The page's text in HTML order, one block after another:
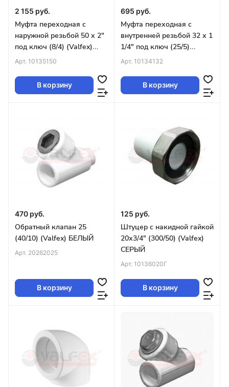
2 155 руб.
Муфта переходная с
наружной резьбой 50 х 2"
под ключ (8/4) (Valfex)
БЕЛАЯ
Арт. 10135150
В корзину
695 руб.
Муфта переходная с
внутренней резьбой 32 х 1
1/4" под ключ (25/5)
(Valfex) БЕЛАЯ
Арт. 10134132
В корзину
470 руб.
Обратный клапан 25
(40/10) (Valfex) БЕЛЫЙ
Арт. 20262025
В корзину
125 руб.
Штуцер с накидной гайкой
20х3/4" (300/50) (Valfex)
СЕРЫЙ
Арт. 10136020Г
В корзину